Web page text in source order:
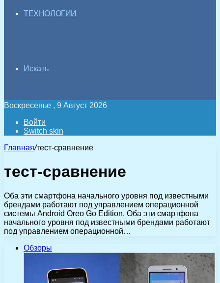
ТЕХНОЛОГИИ
Искать
Воскресенье , 9 Август 2026
Войти
Switch skin
Главная/тест-сравнение
тест-сравнение
Оба эти смартфона начального уровня под известными
брендами работают под управлением операционной
системы Android Oreo Go Edition. Оба эти смартфона
начального уровня под известными брендами работают
под управлением операционной…
Обзоры